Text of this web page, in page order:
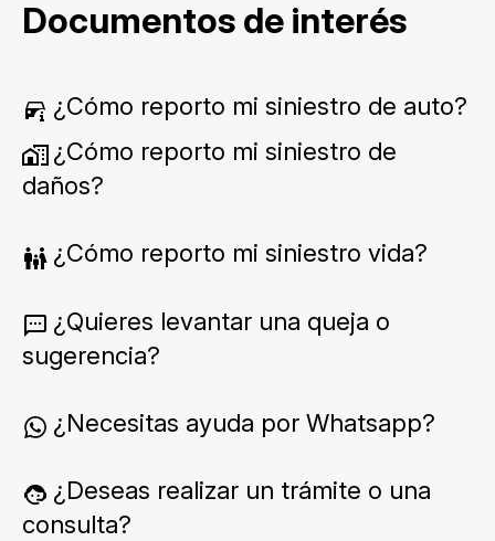
Documentos de interés
¿Cómo reporto mi siniestro de auto?
¿Cómo reporto mi siniestro de
daños?
¿Cómo reporto mi siniestro vida?
¿Quieres levantar una queja o
sugerencia?
¿Necesitas ayuda por Whatsapp?
¿Deseas realizar un trámite o una
consulta?